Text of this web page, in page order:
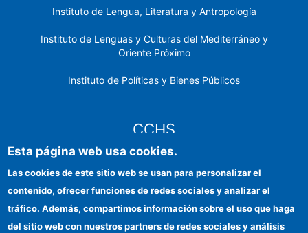
Instituto de Lengua, Literatura y Antropología
Instituto de Lenguas y Culturas del Mediterráneo y
Oriente Próximo
Instituto de Políticas y Bienes Públicos
CCHS
Identidad institucional
Esta página web usa cookies.
Las cookies de este sitio web se usan para personalizar el
contenido, ofrecer funciones de redes sociales y analizar el
tráfico. Además, compartimos información sobre el uso que haga
del sitio web con nuestros partners de redes sociales y análisis